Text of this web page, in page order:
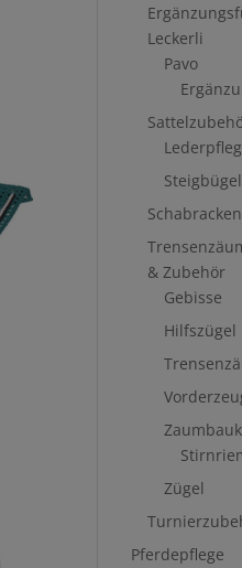
Leckerli
Pavo
Steigbügel
& Zubehör
Gebisse
Hilfszügel
Zügel
Pferdepflege